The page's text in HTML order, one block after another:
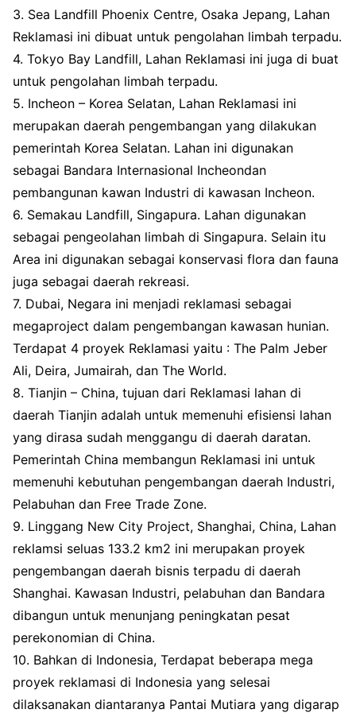
3. Sea Landfill Phoenix Centre, Osaka Jepang, Lahan
Reklamasi ini dibuat untuk pengolahan limbah terpadu.
4. Tokyo Bay Landfill, Lahan Reklamasi ini juga di buat
untuk pengolahan limbah terpadu.
5. Incheon – Korea Selatan, Lahan Reklamasi ini
merupakan daerah pengembangan yang dilakukan
pemerintah Korea Selatan. Lahan ini digunakan
sebagai Bandara Internasional Incheondan
pembangunan kawan Industri di kawasan Incheon.
6. Semakau Landfill, Singapura. Lahan digunakan
sebagai pengeolahan limbah di Singapura. Selain itu
Area ini digunakan sebagai konservasi flora dan fauna
juga sebagai daerah rekreasi.
7. Dubai, Negara ini menjadi reklamasi sebagai
megaproject dalam pengembangan kawasan hunian.
Terdapat 4 proyek Reklamasi yaitu : The Palm Jeber
Ali, Deira, Jumairah, dan The World.
8. Tianjin – China, tujuan dari Reklamasi lahan di
daerah Tianjin adalah untuk memenuhi efisiensi lahan
yang dirasa sudah menggangu di daerah daratan.
Pemerintah China membangun Reklamasi ini untuk
memenuhi kebutuhan pengembangan daerah Industri,
Pelabuhan dan Free Trade Zone.
9. Linggang New City Project, Shanghai, China, Lahan
reklamsi seluas 133.2 km2 ini merupakan proyek
pengembangan daerah bisnis terpadu di daerah
Shanghai. Kawasan Industri, pelabuhan dan Bandara
dibangun untuk menunjang peningkatan pesat
perekonomian di China.
10. Bahkan di Indonesia, Terdapat beberapa mega
proyek reklamasi di Indonesia yang selesai
dilaksanakan diantaranya Pantai Mutiara yang digarap